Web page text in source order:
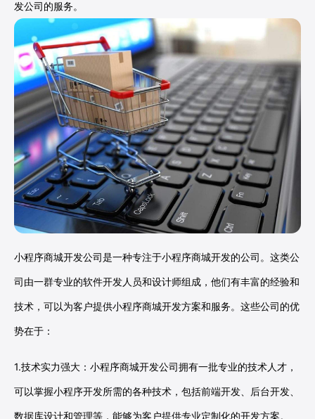
发公司的服务。
小程序商城开发公司是一种专注于小程序商城开发的公司。这类公
司由一群专业的软件开发人员和设计师组成，他们有丰富的经验和
技术，可以为客户提供小程序商城开发方案和服务。这些公司的优
势在于：
1.技术实力强大：小程序商城开发公司拥有一批专业的技术人才，
可以掌握小程序开发所需的各种技术，包括前端开发、后台开发、
数据库设计和管理等，能够为客户提供专业定制化的开发方案。